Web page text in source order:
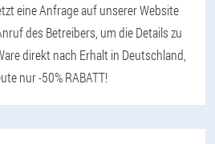
eine Anfrage auf unserer Website
des Betreibers, um die Details zu
direkt nach Erhalt in Deutschland,
nur -50% RABATT!